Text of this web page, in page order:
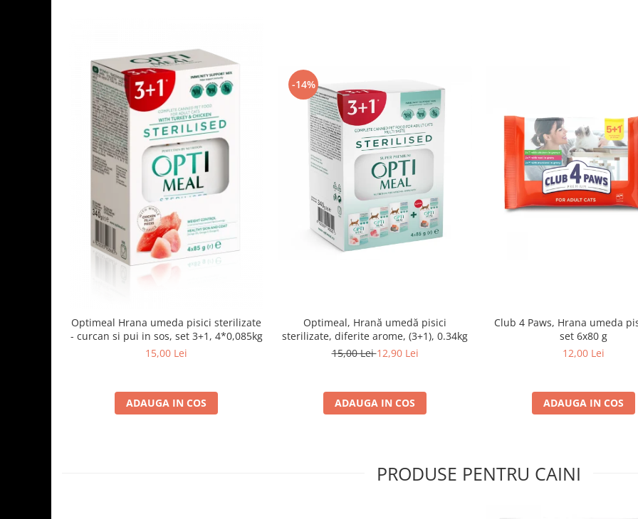
Optimeal Hrana umeda pisici sterilizate
- curcan si pui in sos, set 3+1, 4*0,085kg
15,00 Lei
ADAUGA IN COS
-14%
Optimeal, Hrană umedă pisici
sterilizate, diferite arome, (3+1), 0.34kg
15,00 Lei12,90 Lei
ADAUGA IN COS
Club 4 Paws, Hrana umeda
set 6x80 g
12,00 Lei
ADAUGA IN COS
PRODUSE PENTRU CAINI